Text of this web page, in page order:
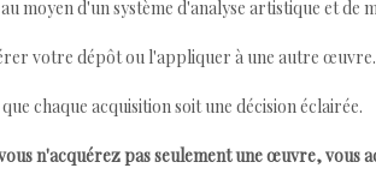
moyen d'un système d'analyse artistique et
votre dépôt ou l'appliquer à une autre œuvre.
chaque acquisition soit une décision éclairée.
n'acquérez pas seulement une œuvre, vous